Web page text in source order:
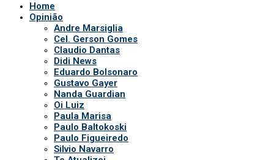
Home
Opinião
Andre Marsiglia
Cel. Gerson Gomes
Claudio Dantas
Didi News
Eduardo Bolsonaro
Gustavo Gayer
Nanda Guardian
Oi Luiz
Paula Marisa
Paulo Baltokoski
Paulo Figueiredo
Silvio Navarro